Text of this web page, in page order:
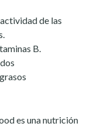
de las
B.
es una nutrición